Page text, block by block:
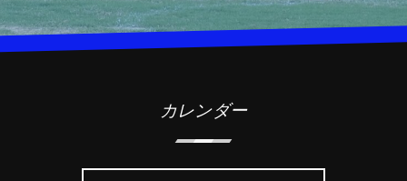
カレンダー